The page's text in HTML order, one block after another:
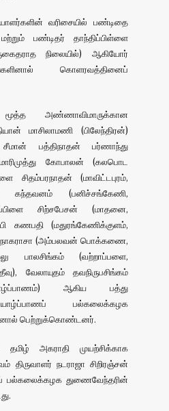
வரிசையில் பண்டிதை
பண்டிதர் தாந்திப்பிள்ளை
நிலையில்) ஆகியோர்
கொளரவத்தினைப்
அண்ணாவிமாருக்கான
மாசிலாமணி (பிலேந்திரன்)
பத்திநாதன் பர்ணாந்து
கோபாலன் (கலபொட
சிதம்பரநாதன் (மாவிட்டபுரம்,
கந்தவனம் (பனிச்சங்கேணி,
சிற்சபேசன் (மாதனை,
கணபதி (மதுரங்கேணிக்குளம்,
நாகராசா (அம்பலவன் பொக்கணை,
பாலசிங்கம் (வற்றாப்பளை,
வேலாயுதம் தவநிருபசிங்கம்
ஆகிய பத்து
பல்கலைக்கழக
பெற்றுக்கொண்டனர்.
அகராதி முயற்சிக்காக
திருவாளர் நடராஜா சிறிரஞ்சன்
பல்கலைக்கழக துணைவேந்தரின்